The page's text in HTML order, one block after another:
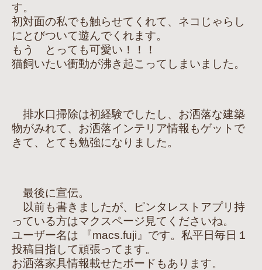
す。
初対面の私でも触らせてくれて、ネコじゃらし
にとびついて遊んでくれます。
もう とっても可愛い！！！
猫飼いたい衝動が沸き起こってしまいました。
排水口掃除は初経験でしたし、お洒落な建築
物がみれて、お洒落インテリア情報もゲットで
きて、とても勉強になりました。
最後に宣伝。
以前も書きましたが、ピンタレストアプリ持
っている方はマクスページ見てくださいね。
ユーザー名は 『macs.fuji』です。私平日毎日１
投稿目指して頑張ってます。
お洒落家具情報載せたボードもあります。